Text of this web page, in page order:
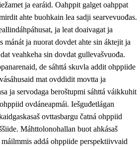
ja earáid. Oahppit galget oahppat
ahte buohkain lea sadji searvevuođas.
ja leat doaivagat ja
mánát ja nuorat dovdet ahte sin áktejit ja
veahkeha sin dovdat gullevašvuođa.
de sáhttá skuvla addit ohppiide
mat ovddidit movtta ja
ja servodaga beroštupmi sáhttá váikkuhit
ovdáneapmái. Iešguđetlágan
ovttasbargu čatná ohppiid
Máhttolonohallan buot ahkásaš
addá ohppiide perspektiivvaid